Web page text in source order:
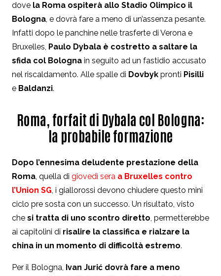
dove la Roma ospiterà allo Stadio Olimpico il
Bologna, e dovrà fare a meno di un’assenza pesante.
Infatti dopo le panchine nelle trasferte di Verona e
Bruxelles, Paulo Dybala è costretto a saltare la
sfida col Bologna in seguito ad un fastidio accusato
nel riscaldamento. Alle spalle di Dovbyk pronti Pisilli
e Baldanzi.
Roma, forfait di Dybala col Bologna:
la probabile formazione
Dopo l’ennesima deludente prestazione della
Roma, quella di giovedì sera a Bruxelles contro
l’Union SG, i giallorossi devono chiudere questo mini
ciclo pre sosta con un successo. Un risultato, visto
che si tratta di uno scontro diretto, permetterebbe
ai capitolini di risalire la classifica e rialzare la
china in un momento di difficoltà estremo.
Per il Bologna, Ivan Jurić dovrà fare a meno